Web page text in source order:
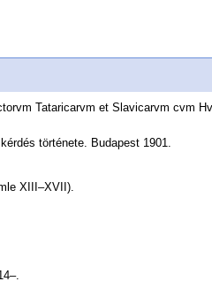
Tataricarvm et Slavicarvm cvm
története. Budapest 1901.
XIII–XVII).